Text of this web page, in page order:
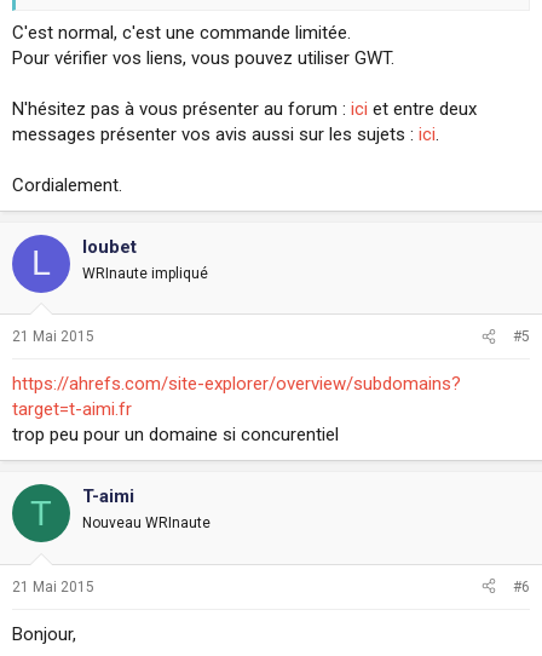
C'est normal, c'est une commande limitée.
Pour vérifier vos liens, vous pouvez utiliser GWT.
N'hésitez pas à vous présenter au forum : ici et entre deux
messages présenter vos avis aussi sur les sujets : ici
Cordialement.
L loubet
WRInaute impliqué
21 Mai 2015 #5
https://ahrefs.com/site-explorer/overview/subdomains?
target=t-aimi.fr
trop peu pour un domaine si concurentiel
T T-aimi
Nouveau WRInaute
21 Mai 2015 #6
Bonjour,